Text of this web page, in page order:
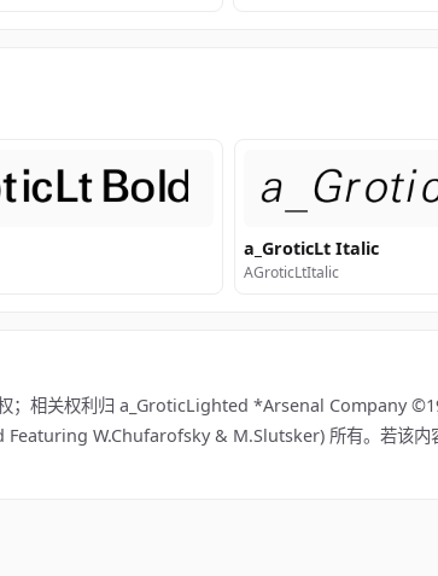
a_GroticLt Italic
AGroticLtItalic
；相关权利归 a_GroticLighted *Arsenal Company
W.Chufarofsky & M.Slutsker) 所有。若该内